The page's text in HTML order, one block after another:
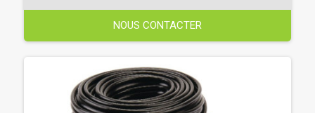
NOUS CONTACTER